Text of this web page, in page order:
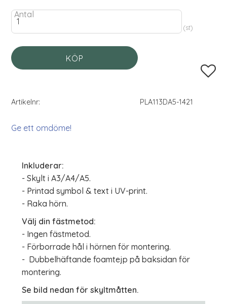
Antal
st
KÖP
Lägg
Artikelnr PLA113DA5-1421
Ge ett omdöme!
Inkluderar:
- Skylt i A3/A4/A5.
- Printad symbol & text i UV-print.
- Raka hörn.
Välj din fästmetod:
- Ingen fästmetod.
- Förborrade hål i hörnen för montering.
- Dubbelhäftande foamtejp på baksidan för
montering.
Se bild nedan för skyltmåtten.